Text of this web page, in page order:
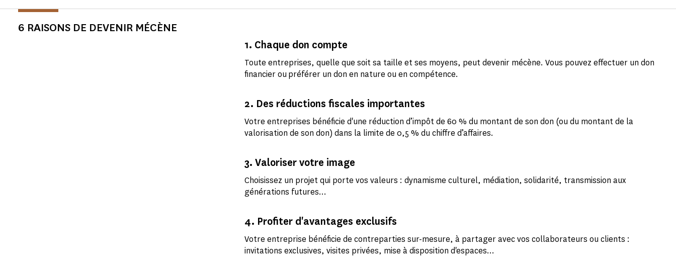
6 RAISONS DE DEVENIR MÉCÈNE
1. Chaque don compte
Toute entreprises, quelle que soit sa taille et ses moyens, peut devenir mécène. Vous pouvez effectuer un don
financier ou préférer un don en nature ou en compétence.
2. Des réductions fiscales importantes
Votre entreprises bénéficie d'une réduction d’impôt de 60 % du montant de son don (ou du montant de la
valorisation de son don) dans la limite de 0,5 % du chiffre d’affaires.
3. Valoriser votre image
Choisissez un projet qui porte vos valeurs : dynamisme culturel, médiation, solidarité, transmission aux
générations futures…
4. Profiter d'avantages exclusifs
Votre entreprise bénéficie de contreparties sur-mesure, à partager avec vos collaborateurs ou clients :
invitations exclusives, visites privées, mise à disposition d'espaces…